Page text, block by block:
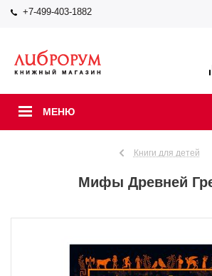
+7-499-403-1882
МЕНЮ
Книги для детей
Мифы Древней